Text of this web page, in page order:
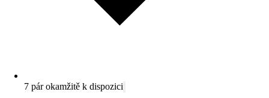
7 pár okamžitě k dispozici